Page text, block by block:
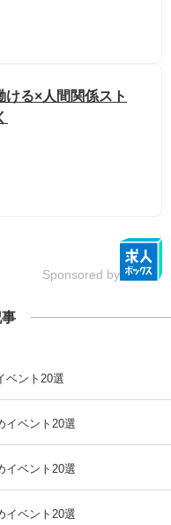
る×人間関係スト
Sponsored by
ベント20選
イベント20選
イベント20選
イベント20選